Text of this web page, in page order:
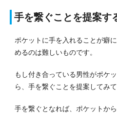
手を繋ぐことを提案す
ポケットに手を入れることが癖
めるのは難しいものです。
もし付き合っている男性がポケ
ら、手を繋ぐことを提案してみて
手を繋ぐとなれば、ポケットか